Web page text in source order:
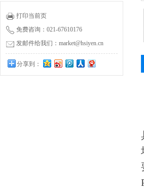
打印当前页
免费咨询：021-67610176
发邮件给我们：market@hsiyen.cn
分享到：